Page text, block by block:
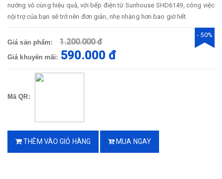
nướng vô cùng hiệu quả, với bếp điện từ Sunhouse SHD6149, công việc
nội trợ của bạn sẽ trở nên đơn giản, nhẹ nhàng hơn bao giờ hết.
Giá sản phẩm: 1.200.000 đ
Giá khuyến mãi: 590.000 đ
- 50%
Mã QR:
THÊM VÀO GIỎ HÀNG MUA NGAY